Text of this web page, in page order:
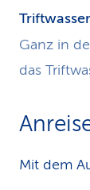
Triftwasser
Ganz in
das
Mit dem